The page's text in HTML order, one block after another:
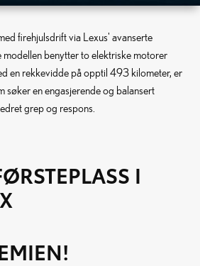
LADING – DOBLET HENGERVEKT
firehjulsdrift via Lexus' avanserte
benytter to elektriske motorer
rekkevidde på opptil 493 kilometer, er
en engasjerende og balansert
grep og respons.
I